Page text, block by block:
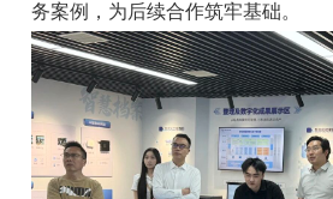
务案例，为后续合作筑牢基础。